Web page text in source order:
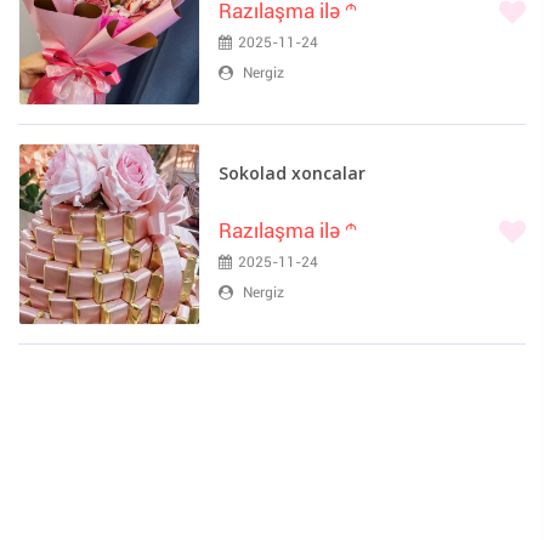
Razılaşma ilə m
2025-11-24
Nergiz
Sokolad xoncalar
Razılaşma ilə m
2025-11-24
Nergiz